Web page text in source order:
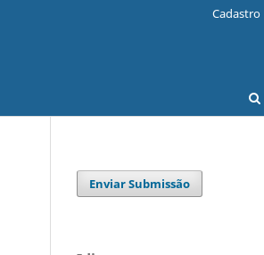
Cadastro
Enviar Submissão